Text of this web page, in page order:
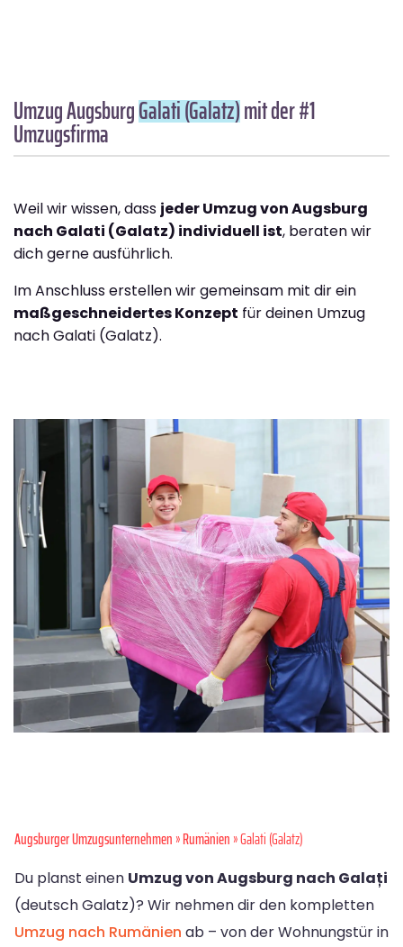
Umzug AugsburgGalati (Galatz)mit der #1
Umzugsfirma
Weil wir wissen, dass jeder Umzug von Augsburg
nach Galati (Galatz) individuell ist, beraten wir
dich gerne ausführlich.
Im Anschluss erstellen wir gemeinsam mit dir ein
maßgeschneidertes Konzept für deinen Umzug
nach Galati (Galatz).
Augsburger Umzugsunternehmen»Rumänien» Galati (Galatz)
Du planst einen Umzug von Augsburg nach Galați
(deutsch Galatz)? Wir nehmen dir den kompletten
Umzug nach Rumänien ab – von der Wohnungstür in